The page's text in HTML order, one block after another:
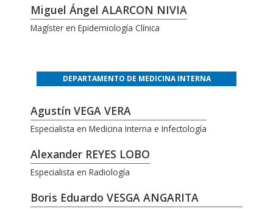
Miguel Ángel ALARCON NIVIA
Magíster en Epidemiología Clínica
DEPARTAMENTO DE MEDICINA INTERNA
Agustín VEGA VERA
Especialista en Medicina Interna e Infectología
Alexander REYES LOBO
Especialista en Radiología
Boris Eduardo VESGA ANGARITA